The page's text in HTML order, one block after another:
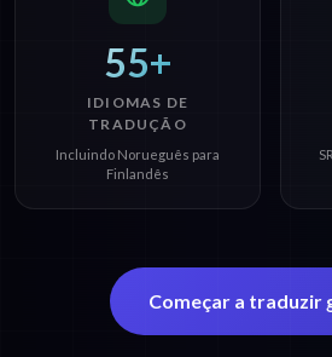
55+
IDIOMAS DE
TRADUÇÃO
Incluindo Norueguês para
Finlandês
Começar a traduzir